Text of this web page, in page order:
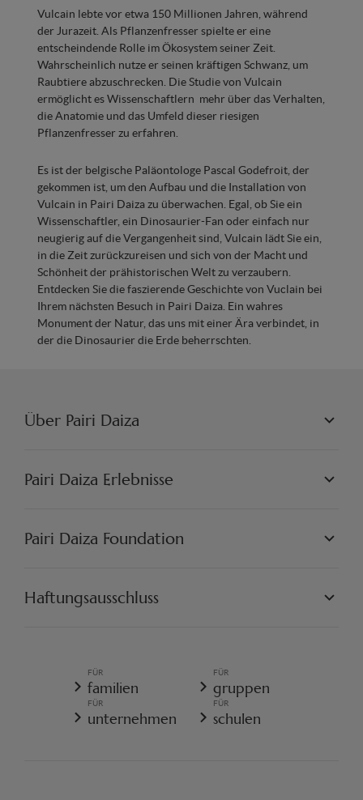
Vulcain lebte vor etwa 150 Millionen Jahren, während
der Jurazeit. Als Pflanzenfresser spielte er eine
entscheindende Rolle im Ökosystem seiner Zeit.
Wahrscheinlich nutze er seinen kräftigen Schwanz, um
Raubtiere abzuschrecken. Die Studie von Vulcain
ermöglicht es Wissenschaftlern mehr über das Verhalten,
die Anatomie und das Umfeld dieser riesigen
Pflanzenfresser zu erfahren.
Es ist der belgische Paläontologe Pascal Godefroit, der
gekommen ist, um den Aufbau und die Installation von
Vulcain in Pairi Daiza zu überwachen. Egal, ob Sie ein
Wissenschaftler, ein Dinosaurier-Fan oder einfach nur
neugierig auf die Vergangenheit sind, Vulcain lädt Sie ein,
in die Zeit zurückzureisen und sich von der Macht und
Schönheit der prähistorischen Welt zu verzaubern.
Entdecken Sie die faszierende Geschichte von Vuclain bei
Ihrem nächsten Besuch in Pairi Daiza. Ein wahres
Monument der Natur, das uns mit einer Ära verbindet, in
der die Dinosaurier die Erde beherrschten.
Über Pairi Daiza
PHILOSOPHIE
JOBS
KÜNSTLERISCH
Pairi Daiza Erlebnisse
PAIRI DAIZA ERLEBNISSE
PAIRI DAIZA RESORT
Pairi Daiza Foundation
UNSERE PROJEKTE
ENGAGIEREN SIE SICH
Haftungsausschluss
REISERÜCKTRITTSVERSICHERUNG
COOKIE-RICHTLINIE
WIDERRUFSFORMULAR
FÜR
familien
FÜR
gruppen
FÜR
unternehmen
FÜR
schulen